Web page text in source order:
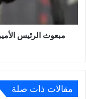
مبعوث الرئيس
مقالات ذات صلة